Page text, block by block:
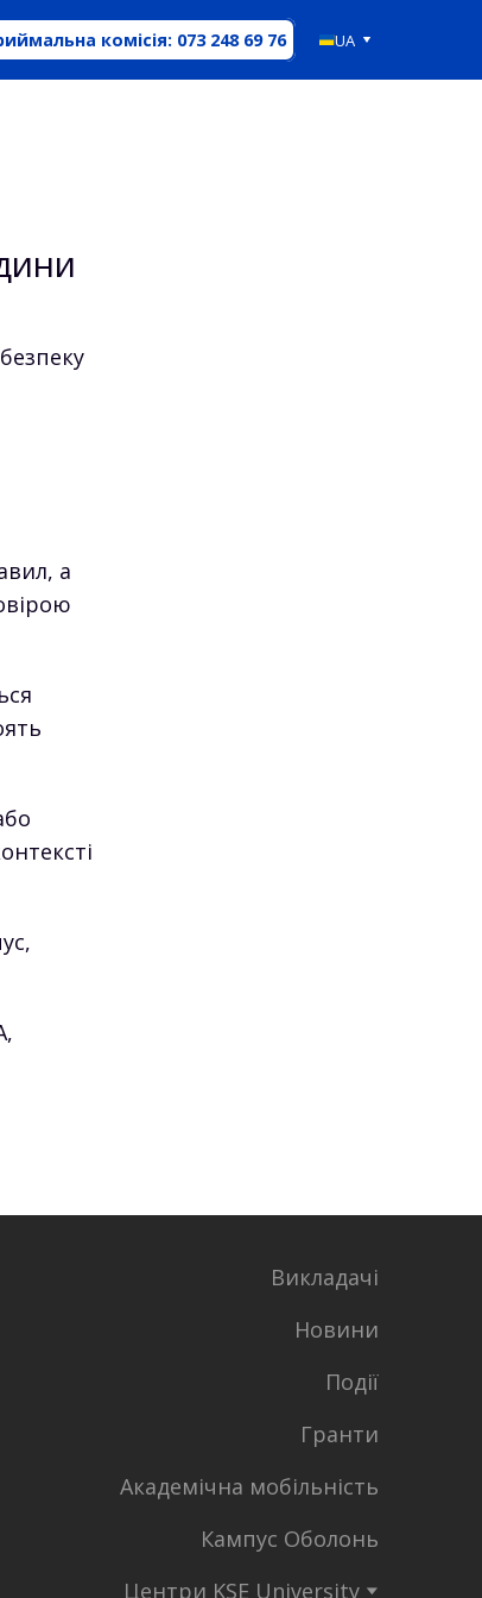
комісія: 073 248 69 76 UA
а
Викладачі
Новини
Події
Гранти
Академічна мобільність
Кампус Оболонь
Центри KSE University